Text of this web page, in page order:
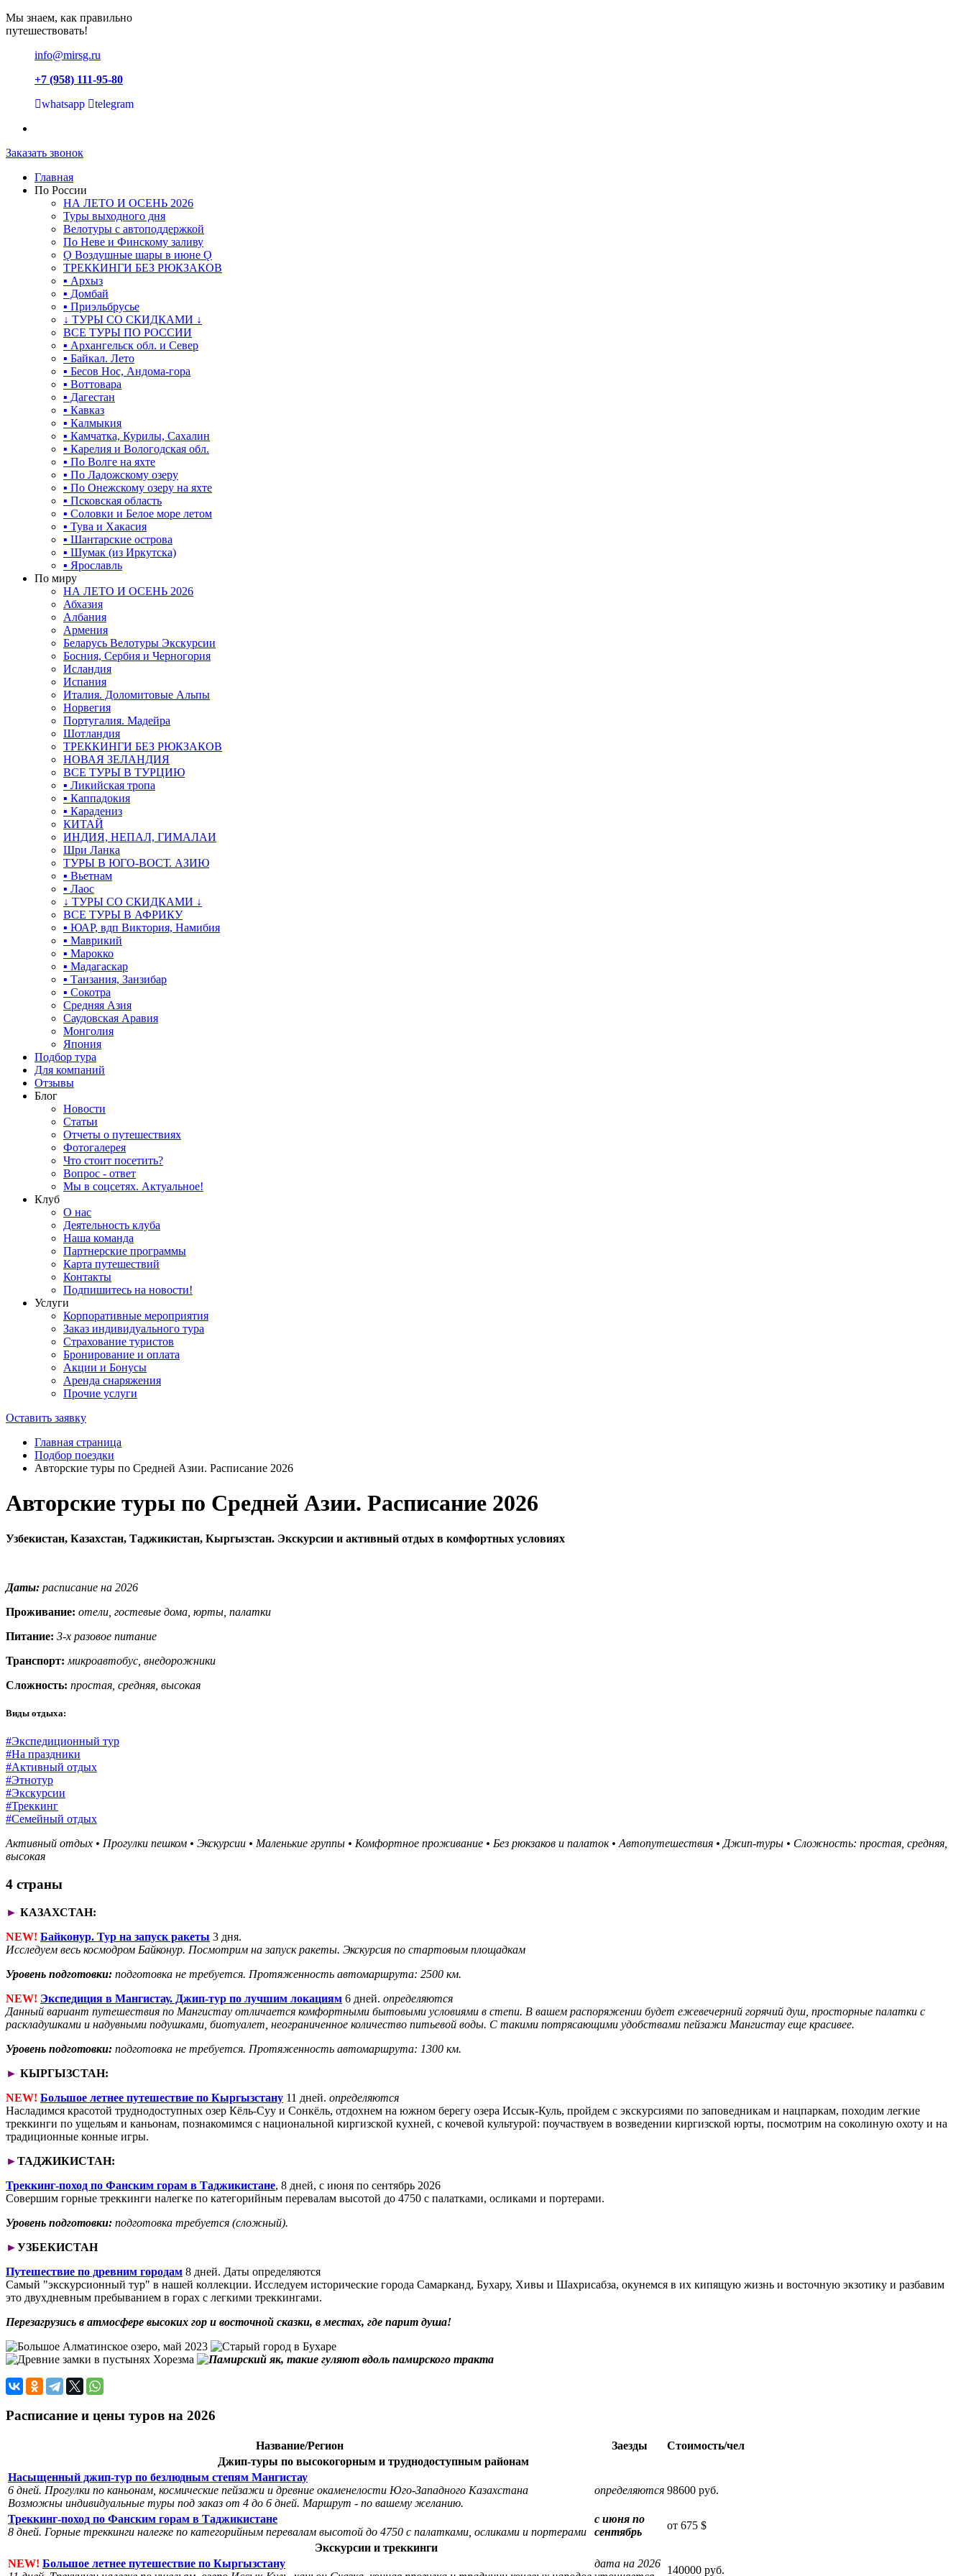
Мы знаем, как правильно
путешествовать!
info@mirsg.ru
+7 (958) 111-95-80
whatsapp
telegram
Заказать звонок
Главная
По России
НА ЛЕТО И ОСЕНЬ 2026
Туры выходного дня
Велотуры с автоподдержкой
По Неве и Финскому заливу
Ǫ Воздушные шары в июне Ǫ
ТРЕККИНГИ БЕЗ РЮКЗАКОВ
▪ Архыз
▪ Домбай
▪ Приэльбрусье
↓ ТУРЫ СО СКИДКАМИ ↓
ВСЕ ТУРЫ ПО РОССИИ
▪ Архангельск обл. и Север
▪ Байкал. Лето
▪ Бесов Нос, Андома-гора
▪ Воттовара
▪ Дагестан
▪ Кавказ
▪ Калмыкия
▪ Камчатка, Курилы, Сахалин
▪ Карелия и Вологодская обл.
▪ По Волге на яхте
▪ По Ладожскому озеру
▪ По Онежскому озеру на яхте
▪ Псковская область
▪ Соловки и Белое море летом
▪ Тува и Хакасия
▪ Шантарские острова
▪ Шумак (из Иркутска)
▪ Ярославль
По миру
НА ЛЕТО И ОСЕНЬ 2026
Абхазия
Албания
Армения
Беларусь Велотуры Экскурсии
Босния, Сербия и Черногория
Исландия
Испания
Италия. Доломитовые Альпы
Норвегия
Португалия. Мадейра
Шотландия
ТРЕККИНГИ БЕЗ РЮКЗАКОВ
НОВАЯ ЗЕЛАНДИЯ
ВСЕ ТУРЫ В ТУРЦИЮ
▪ Ликийская тропа
▪ Каппадокия
▪ Карадениз
КИТАЙ
ИНДИЯ, НЕПАЛ, ГИМАЛАИ
Шри Ланка
ТУРЫ В ЮГО-ВОСТ. АЗИЮ
▪ Вьетнам
▪ Лаос
↓ ТУРЫ СО СКИДКАМИ ↓
ВСЕ ТУРЫ В АФРИКУ
▪ ЮАР, вдп Виктория, Намибия
▪ Маврикий
▪ Марокко
▪ Мадагаскар
▪ Танзания, Занзибар
▪ Сокотра
Средняя Азия
Саудовская Аравия
Монголия
Япония
Подбор тура
Для компаний
Отзывы
Блог
Новости
Статьи
Отчеты о путешествиях
Фотогалерея
Что стоит посетить?
Вопрос - ответ
Мы в соцсетях. Актуальное!
Клуб
О нас
Деятельность клуба
Наша команда
Партнерские программы
Карта путешествий
Контакты
Подпишитесь на новости!
Услуги
Корпоративные мероприятия
Заказ индивидуального тура
Страхование туристов
Бронирование и оплата
Акции и Бонусы
Аренда снаряжения
Прочие услуги
Оставить заявку
Главная страница
Подбор поездки
Авторские туры по Средней Азии. Расписание 2026
Авторские туры по Средней Азии. Расписание 2026
Узбекистан, Казахстан, Таджикистан, Кыргызстан. Экскурсии и активный отдых в комфортных условиях
Даты: расписание на 2026
Проживание: отели, гостевые дома, юрты, палатки
Питание: 3-х разовое питание
Транспорт: микроавтобус, внедорожники
Сложность: простая, средняя, высокая
Виды отдыха:
#Экспедиционный тур
#На праздники
#Активный отдых
#Этнотур
#Экскурсии
#Треккинг
#Семейный отдых
Активный отдых • Прогулки пешком • Экскурсии • Маленькие группы • Комфортное проживание • Без рюкзаков и палаток • Автопутешествия • Джип-туры • Сложность: простая, средняя,
высокая
4 страны
► КАЗАХСТАН:
NEW! Байконур. Тур на запуск ракеты 3 дня.
Исследуем весь космодром Байконур. Посмотрим на запуск ракеты. Экскурсия по стартовым площадкам
Уровень подготовки: подготовка не требуется. Протяженность автомаршрута: 2500 км.
NEW! Экспедиция в Мангистау. Джип-тур по лучшим локациям 6 дней. определяются
Данный вариант путешествия по Мангистау отличается комфортными бытовыми условиями в степи. В вашем распоряжении будет ежевечерний горячий душ, просторные палатки с
раскладушками и надувными подушками, биотуалет, неограниченное количество питьевой воды. С такими потрясающими удобствами пейзажи Мангистау еще красивее.
Уровень подготовки: подготовка не требуется. Протяженность автомаршрута: 1300 км.
► КЫРГЫЗСТАН:
NEW! Большое летнее путешествие по Кыргызстану 11 дней. определяются
Насладимся красотой труднодоступных озер Кёль-Суу и Сонкёль, отдохнем на южном берегу озера Иссык-Куль, пройдем с экскурсиями по заповедникам и нацпаркам, походим легкие
треккинги по ущельям и каньонам, познакомимся с национальной киргизской кухней, с кочевой культурой: поучаствуем в возведении киргизской юрты, посмотрим на соколиную охоту и на
традиционные конные игры.
►ТАДЖИКИСТАН:
Треккинг-поход по Фанским горам в Таджикистане, 8 дней, с июня по сентябрь 2026
Совершим горные треккинги налегке по категорийным перевалам высотой до 4750 с палатками, осликами и портерами.
Уровень подготовки: подготовка требуется (сложный).
►УЗБЕКИСТАН
Путешествие по древним городам 8 дней. Даты определяются
Самый "экскурсионный тур" в нашей коллекции. Исследуем исторические города Самарканд, Бухару, Хивы и Шахрисабза, окунемся в их кипящую жизнь и восточную экзотику и разбавим
это двухдневным пребыванием в горах с легкими треккингами.
Перезагрузись в атмосфере высоких гор и восточной сказки, в местах, где парит душа!
Расписание и цены туров на 2026
Название/Регион Заезды
Стоимость/чел
Джип-туры по высокогорным и труднодоступным районам
Насыщенный джип-тур по безлюдным степям Мангистау
6 дней. Прогулки по каньонам, космические пейзажи и древние окаменелости Юго-Западного Казахстана
Возможны индивидуальные туры под заказ от 4 до 6 дней. Маршрут - по вашему желанию.
определяются 98600 руб.
Треккинг-поход по Фанским горам в Таджикистане
8 дней. Горные треккинги налегке по категорийным перевалам высотой до 4750 с палатками, осликами и портерами
с июня по
сентябрь
от 675 $
Экскурсии и треккинги
NEW! Большое летнее путешествие по Кыргызстану
дата на 2026
140000 руб.